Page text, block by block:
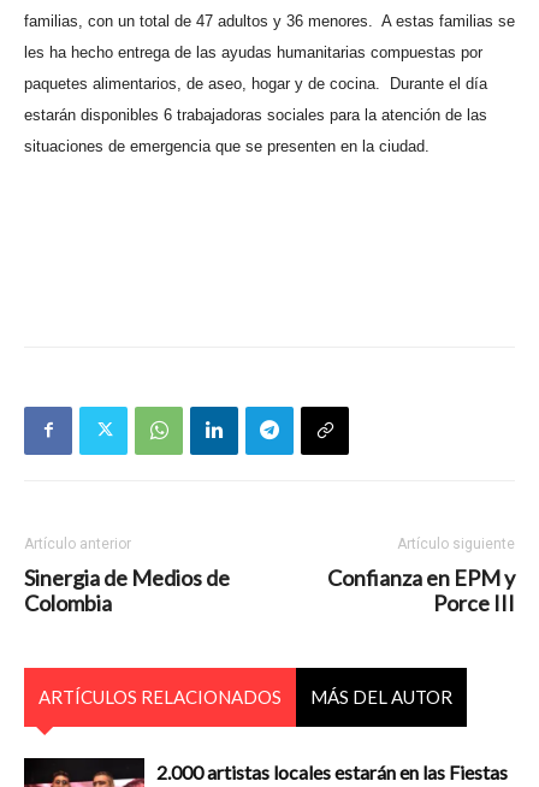
familias, con un total de 47 adultos y 36 menores. A estas familias se
les ha hecho entrega de las ayudas humanitarias compuestas por
paquetes alimentarios, de aseo, hogar y de cocina. Durante el día
estarán disponibles 6 trabajadoras sociales para la atención de las
situaciones de emergencia que se presenten en la ciudad.
Artículo anterior
Sinergia de Medios de
Colombia
Artículo siguiente
Confianza en EPM y
Porce III
ARTÍCULOS RELACIONADOS MÁS DEL AUTOR
2.000 artistas locales estarán en las Fiestas